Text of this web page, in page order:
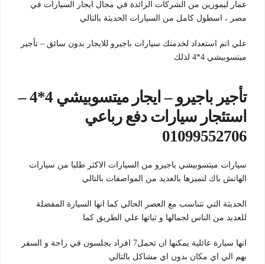
عمار ليموزين من الشركات الرائدة في مجال ايجار السيارات في
مصر ، اسطول كامل من السيارات الحديثة بالتالي
علي اتم استعداد لخدمتك سيارات باجيرو للايجار بدون سائق – تأجير
ميتسوبيشي 4*4 لذلك
تأجير باجيرو – ايجار ميتسوبيشي 4*4 –
استئجار سيارات دفع رباعي
01099552706
سيارات ميتسوبيشي باجيرو من السيارات الاكثر طلبا من سيارات
الهاتش باك لتميزها بالعديد من المواصفات بالتالي
الحديثة التي تتناسب مع العصر الحالي كما انها السيارة المفضلة
للعديد من الناس لجمالها و ثباتها علي الطريق كما
انها سيارة عائلية يمكنها ان تحمل7 افراد يجلسون في راحة و السفر
بهم الي اي مكان بدون اي مشاكل بالتالي